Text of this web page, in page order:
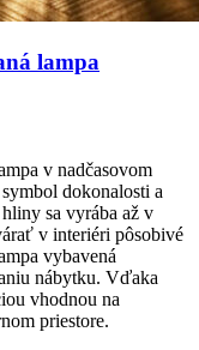
lampa
v nadčasovom
dokonalosti a
sa vyrába až v
v interiéri pôsobivé
vybavená
nábytku. Vďaka
vhodnou na
priestore.